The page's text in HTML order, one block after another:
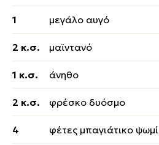
1 μεγάλο αυγό
2 κ.σ. μαϊντανό
1 κ.σ. άνηθο
2 κ.σ. φρέσκο δυόσμο
4 φέτες μπαγιάτικο ψωμί